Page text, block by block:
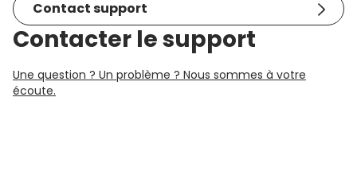
Contact support
Contacter le support
Une question ? Un problème ? Nous sommes à votre
écoute.